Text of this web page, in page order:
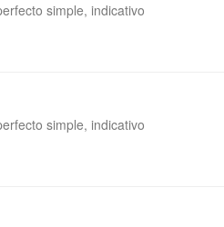
simple, indicativo
simple, indicativo